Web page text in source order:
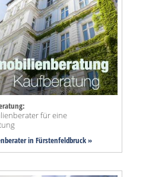
für eine
in Fürstenfeldbruck »